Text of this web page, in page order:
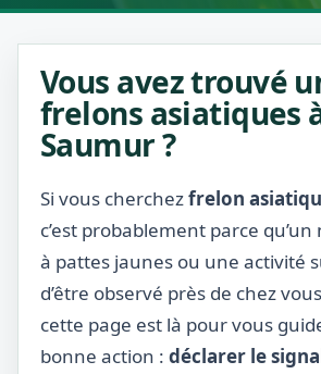
Vous avez trouvé
frelons asiatiques
Saumur ?
Si vous cherchezfrelon
c’est probablement parce
à pattes jaunes ou une activité
d’être observé près de chez
cette page est là pour vous
bonne action : déclarer le